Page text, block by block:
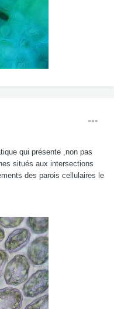
qui présente ,non pas
situés aux intersections
des parois cellulaires le